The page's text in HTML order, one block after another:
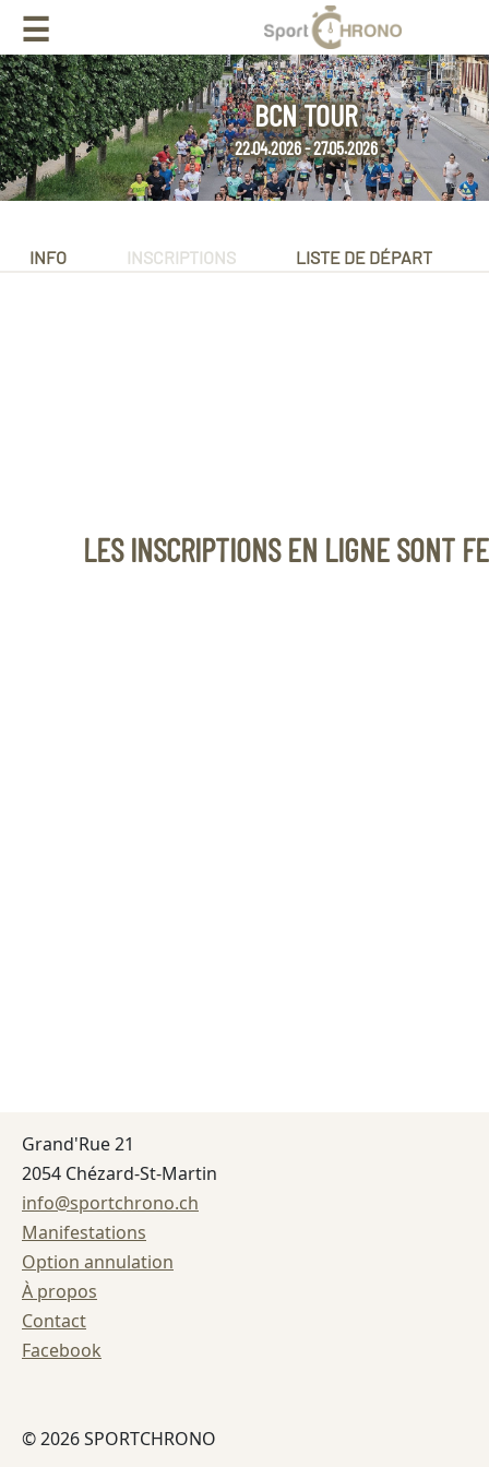
☰
BCN TOUR
22.04.2026 - 27.05.2026
INFO INSCRIPTIONS LISTE DE DÉPART
LES INSCRIPTIONS EN LIGNE SONT
Grand'Rue 21
2054 Chézard-St-Martin
info@sportchrono.ch
Manifestations
Option annulation
À propos
Contact
Facebook
© 2026 SPORTCHRONO